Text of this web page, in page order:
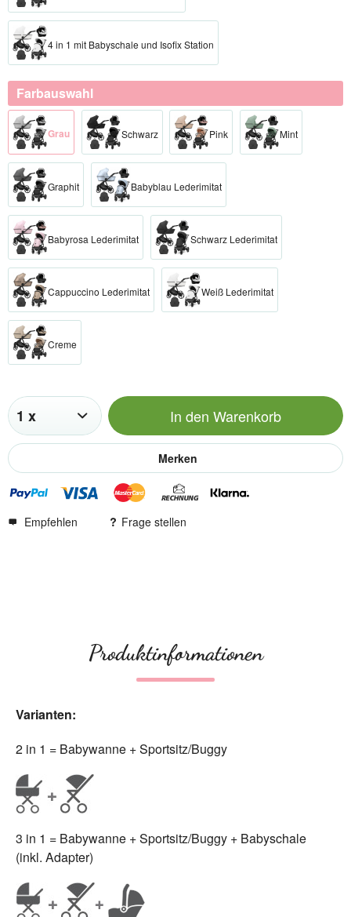
4 in 1 mit Babyschale und Isofix Station
Farbauswahl
Grau Schwarz Pink Mint
Graphit Babyblau Lederimitat
Babyrosa Lederimitat Schwarz Lederimitat
Cappuccino Lederimitat Weiß Lederimitat
Creme
In den Warenkorb
Merken
Empfehlen Frage stellen
Produktinformationen
Varianten:
2 in 1 = Babywanne + Sportsitz/Buggy
3 in 1 = Babywanne + Sportsitz/Buggy + Babyschale
(inkl. Adapter)